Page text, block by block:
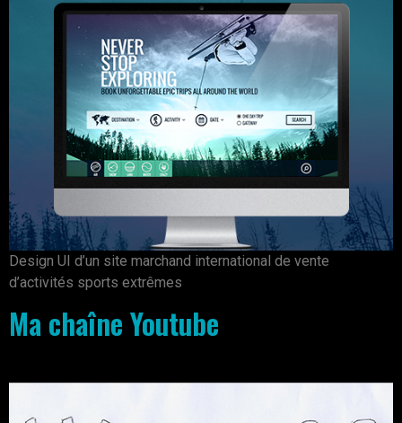
Design UI d’un site marchand international de vente
d’activités sports extrêmes
Ma chaîne Youtube